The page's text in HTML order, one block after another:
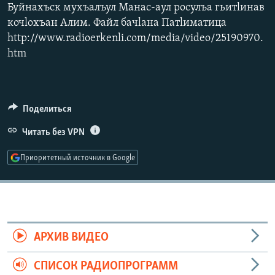
РАСПИСАНИЕ ВЕЩАНИЯ
ПОДПИШИТЕСЬ НА РАССЫЛКУ
Все сайты РСЕ/РС
Буйнахъск мухъалъул Манас-аул росулъа гьитlинав
кочlохъан Алим. Файл бачlана Патlиматица
http://www.radioerkenli.com/media/video/25190970.
htm
Поделиться
Читать без VPN
Приоритетный источник в Google
АРХИВ ВИДЕО
СПИСОК РАДИОПРОГРАММ